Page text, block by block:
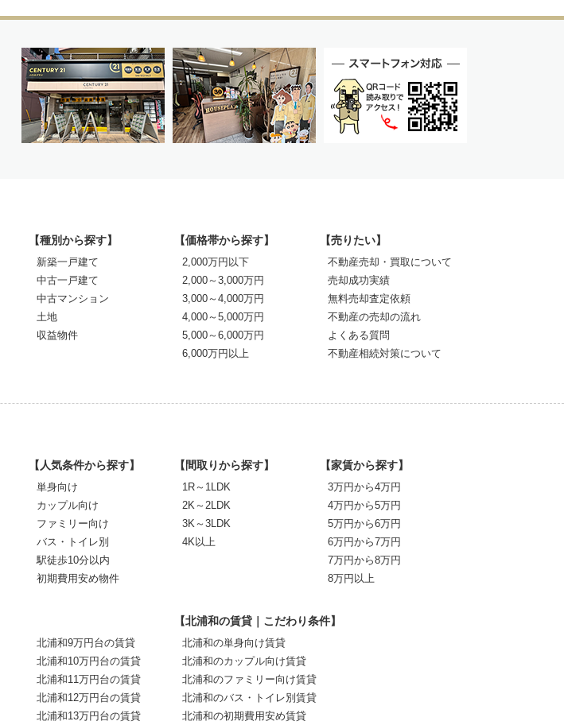
【種別から探す】
新築一戸建て
中古一戸建て
中古マンション
土地
収益物件
【価格帯から探す】
2,000万円以下
2,000～3,000万円
3,000～4,000万円
4,000～5,000万円
5,000～6,000万円
6,000万円以上
【売りたい】
不動産売却・買取について
売却成功実績
無料売却査定依頼
不動産の売却の流れ
よくある質問
不動産相続対策について
【人気条件から探す】
単身向け
カップル向け
ファミリー向け
バス・トイレ別
駅徒歩10分以内
初期費用安め物件
【間取りから探す】
1R～1LDK
2K～2LDK
3K～3LDK
4K以上
【家賃から探す】
3万円から4万円
4万円から5万円
5万円から6万円
6万円から7万円
7万円から8万円
8万円以上
北浦和9万円台の賃貸
北浦和10万円台の賃貸
北浦和11万円台の賃貸
北浦和12万円台の賃貸
北浦和13万円台の賃貸
【北浦和の賃貸｜こだわり条件】
北浦和の単身向け賃貸
北浦和のカップル向け賃貸
北浦和のファミリー向け賃貸
北浦和のバス・トイレ別賃貸
北浦和の初期費用安め賃貸